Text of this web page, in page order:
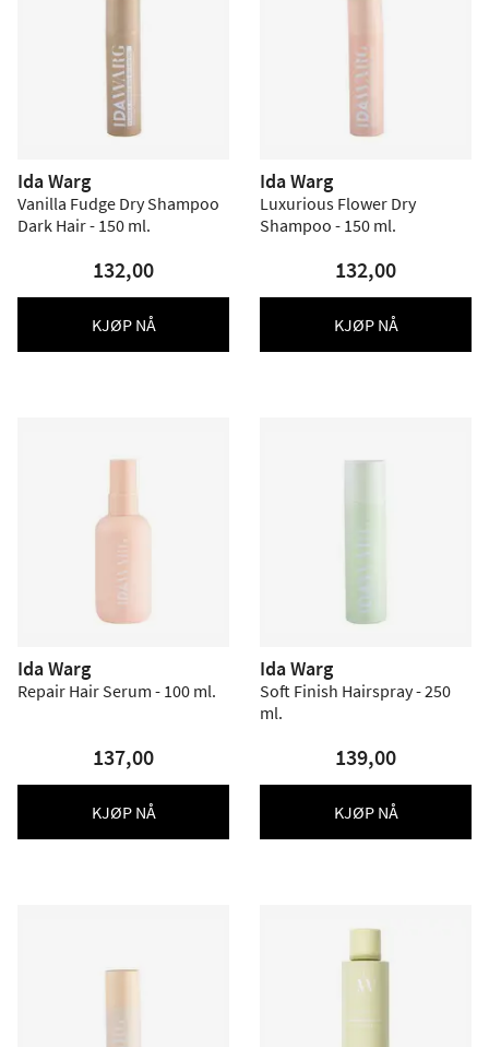
Ida Warg
Vanilla Fudge Dry Shampoo
Dark Hair - 150 ml.
132,00
KJØP NÅ
Ida Warg
Luxurious Flower Dry
Shampoo - 150 ml.
132,00
KJØP NÅ
Ida Warg
Repair Hair Serum - 100 ml.
137,00
KJØP NÅ
Ida Warg
Soft Finish Hairspray - 250
ml.
139,00
KJØP NÅ